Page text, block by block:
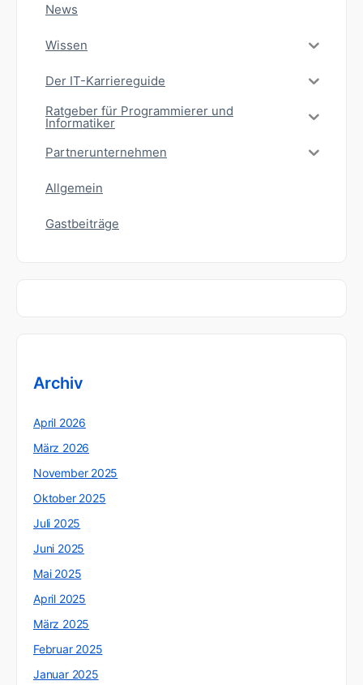
News
Wissen
Der IT-Karriereguide
Ratgeber für Programmierer und
Informatiker
Partnerunternehmen
Allgemein
Gastbeiträge
Archiv
April 2026
März 2026
November 2025
Oktober 2025
Juli 2025
Juni 2025
Mai 2025
April 2025
März 2025
Februar 2025
Januar 2025